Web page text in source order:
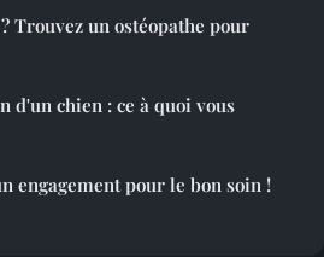
Trouvez un ostéopathe pour
d'un chien : ce à quoi vous
engagement pour le bon soin !